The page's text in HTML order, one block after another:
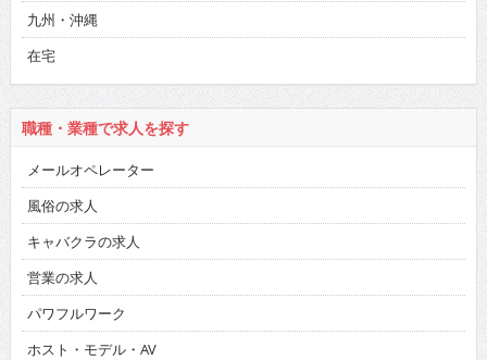
九州・沖縄
在宅
職種・業種で求人を探す
メールオペレーター
風俗の求人
キャバクラの求人
営業の求人
パワフルワーク
ホスト・モデル・AV